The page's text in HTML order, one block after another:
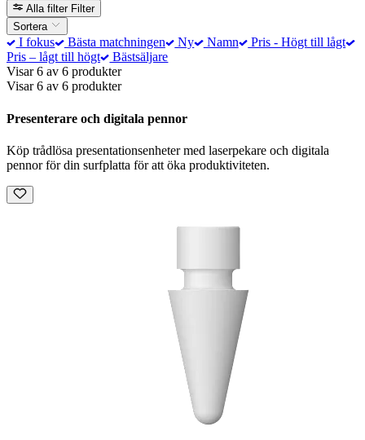
Alla filter Filter
Sortera
I fokus Bästa matchningen Ny Namn
Pris - Högt till lågt
Pris – lågt till högt
Bästsäljare
Visar 6 av 6 produkter
Visar 6 av 6 produkter
Presenterare och digitala pennor
Köp trådlösa presentationsenheter med laserpekare och digitala
pennor för din surfplatta för att öka produktiviteten.